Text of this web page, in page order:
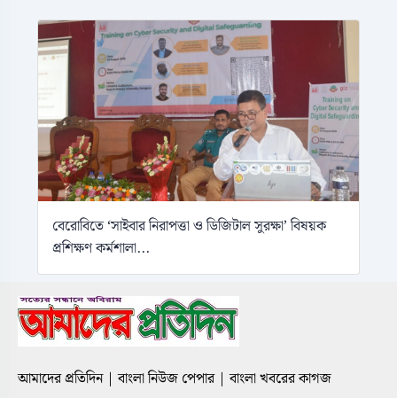
বেরোবিতে ‘সাইবার নিরাপত্তা ও ডিজিটাল সুরক্ষা’ বিষয়ক
প্রশিক্ষণ কর্মশালা...
আমাদের প্রতিদিন | বাংলা নিউজ পেপার | বাংলা খবরের কাগজ